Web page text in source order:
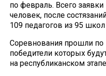
по февраль. Всего заявки
человек, после
109 педагогов из 95
Соревнования прошли
победители которых
на республиканском